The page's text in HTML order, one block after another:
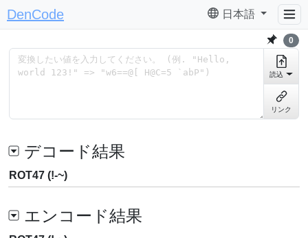
DenCode 日本語
0
読込
リンク
デコード結果
ROT47 (!-~)
エンコード結果